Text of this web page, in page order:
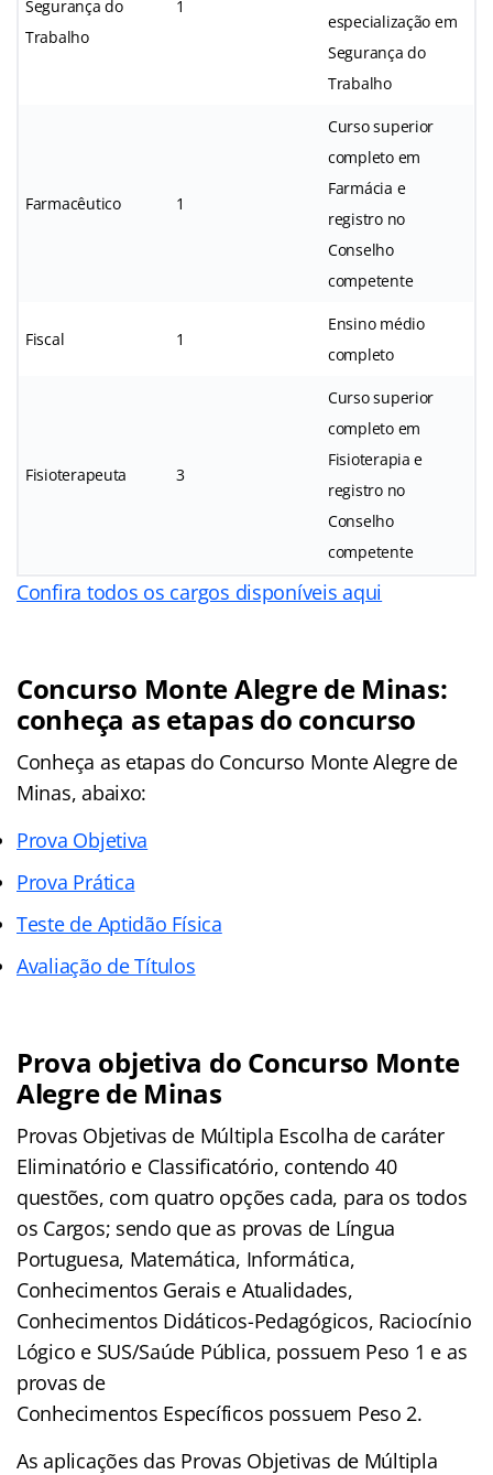
Segurança do
Trabalho
1
especialização em
Segurança do
Trabalho
Farmacêutico 1
Curso superior
completo em
Farmácia e
registro no
Conselho
competente
Fiscal 1
Ensino médio
completo
Fisioterapeuta 3
Curso superior
completo em
Fisioterapia e
registro no
Conselho
competente
Confira todos os cargos disponíveis aqui
Concurso Monte Alegre de Minas:
conheça as etapas do concurso
Conheça as etapas do Concurso Monte Alegre de
Minas, abaixo:
Prova Objetiva
Prova Prática
Teste de Aptidão Física
Avaliação de Títulos
Prova objetiva do Concurso Monte
Alegre de Minas
Provas Objetivas de Múltipla Escolha de caráter
Eliminatório e Classificatório, contendo 40
questões, com quatro opções cada, para os todos
os Cargos; sendo que as provas de Língua
Portuguesa, Matemática, Informática,
Conhecimentos Gerais e Atualidades,
Conhecimentos Didáticos-Pedagógicos, Raciocínio
Lógico e SUS/Saúde Pública, possuem Peso 1 e as
provas de
Conhecimentos Específicos possuem Peso 2.
As aplicações das Provas Objetivas de Múltipla